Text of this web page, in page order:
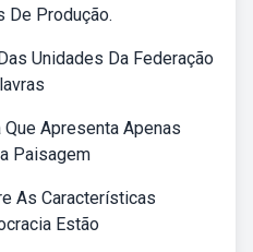
De Produção.
Unidades Da Federação
Apresenta Apenas
Paisagem
As Características
Estão